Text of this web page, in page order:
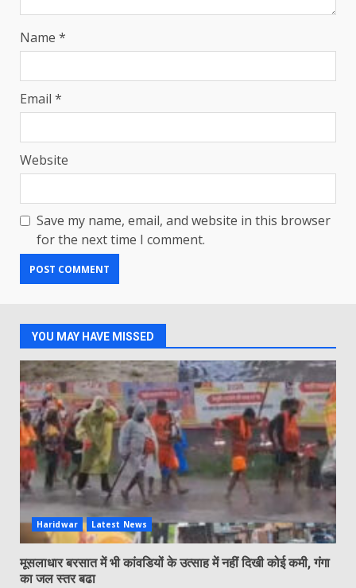
Name *
Email *
Website
Save my name, email, and website in this browser
for the next time I comment.
YOU MAY HAVE MISSED
Haridwar Latest News
मूसलाधार बरसात में भी कांवडियों के उत्साह में नहीं दिखी कोई कमी, गंगा
का जल स्तर बढा